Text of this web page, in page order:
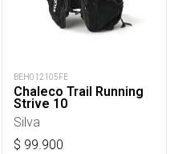
BEH012105FE
Chaleco Trail Running
Strive 10
Silva
$ 99.900